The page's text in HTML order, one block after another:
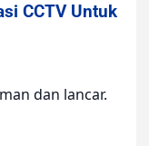
CCTV Untuk
dan lancar.